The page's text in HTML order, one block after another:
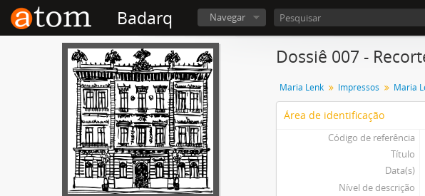
Badarq Navegar
Dossiê 007 -
Maria Lenk Impressos Maria
Área de identificação
Código de referência
Título
Data(s)
Nível de descrição